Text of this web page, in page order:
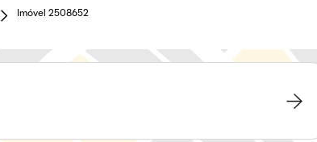
Imóvel 2508652